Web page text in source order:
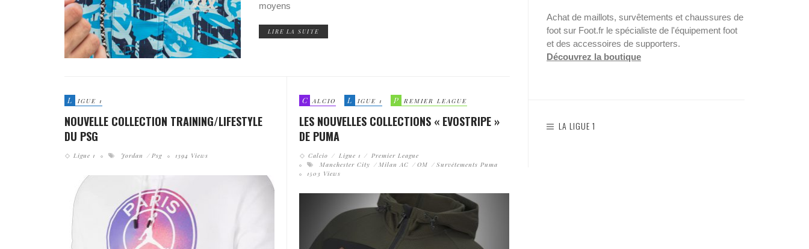
moyens
LIRE LA SUITE
L IGUE 1
NOUVELLE COLLECTION TRAINING/LIFESTYLE
DU PSG
Ligue 1 Jordan Psg 1394 Views
C ALCIO L IGUE 1 P REMIER LEAGUE
LES NOUVELLES COLLECTIONS « EVOSTRIPE »
DE PUMA
Calcio Ligue 1
Premier League
Manchester City
Milan AC OM
Survêtements Puma
1503 Views
Achat de maillots, survêtements et chaussures de
foot sur Foot.fr le spécialiste de l'équipement foot
et des accessoires de supporters.
Découvrez la boutique
LA LIGUE 1